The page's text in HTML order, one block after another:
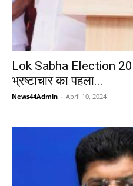
Lok Sabha Election
भ्रष्टाचार का पहला...
News44Admin - April 10, 2024